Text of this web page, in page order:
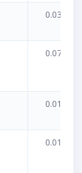
0.03%
0.07%
0.01%
0.01%